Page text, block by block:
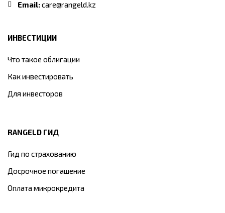
Email:care@rangeld.kz
ИНВЕСТИЦИИ
Что такое облигации
Как инвестировать
Для инвесторов
RANGELD ГИД
Гид по страхованию
Досрочное погашение
Оплата микрокредита